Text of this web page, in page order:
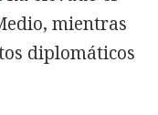
mientras
diplomáticos